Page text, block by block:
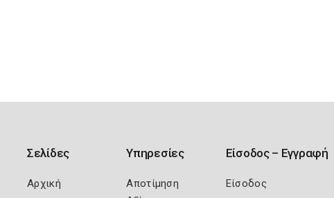
Σελίδες
Αρχική
Υπηρεσίες
Αποτίμηση
Είσοδος – Εγγραφή
Είσοδος